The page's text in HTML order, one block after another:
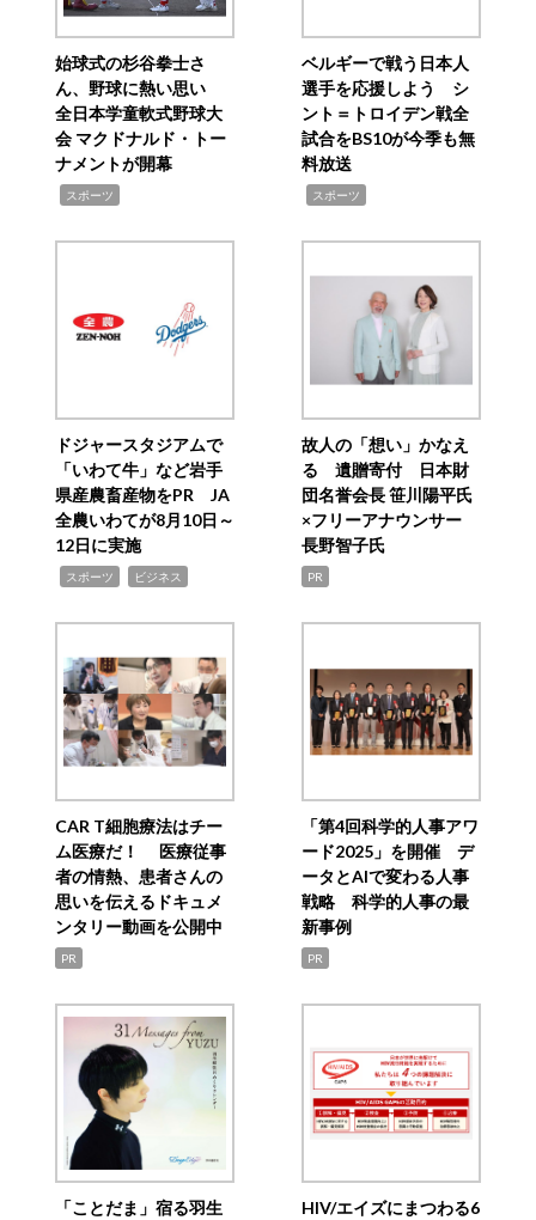
始球式の杉谷拳士さ
ん、野球に熱い思い
全日本学童軟式野球大
会 マクドナルド・トー
ナメントが開幕
スポーツ
ベルギーで戦う日本人
選手を応援しよう シ
ント＝トロイデン戦全
試合をBS10が今季も無
料放送
スポーツ
ドジャースタジアムで
「いわて牛」など岩手
県産農畜産物をPR JA
全農いわてが8月10日～
12日に実施
スポーツ ビジネス
故人の「想い」かなえ
る 遺贈寄付 日本財
団名誉会長 笹川陽平氏
×フリーアナウンサー
長野智子氏
PR
CAR T細胞療法はチー
ム医療だ！ 医療従事
者の情熱、患者さんの
思いを伝えるドキュメ
ンタリー動画を公開中
PR
「第4回科学的人事アワ
ード2025」を開催 デ
ータとAIで変わる人事
戦略 科学的人事の最
新事例
PR
「ことだま」宿る羽生
HIV/エイズにまつわる6